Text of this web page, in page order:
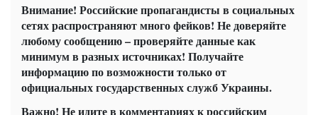
Внимание! Российские пропагандисты в социальных
сетях распространяют много фейков! Не доверяйте
любому сообщению – проверяйте данные как
минимум в разных источниках! Получайте
информацию по возможности только от
официальных государственных служб Украины.
Важно! Не идите в комментариях к российским